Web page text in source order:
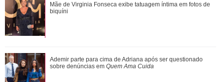
Luiza Brunet, Ana Hickmann, Rihanna... Veja as famosas
que já denunciaram violência domést...
Shawn Mendes, João Guilherme, Enzo Celulari... Relembre
os amores - e affairs - de Bruna Mar...
Mãe de Virginia Fonseca exibe tatuagem íntima em fotos de
biquíni
Ademir parte para cima de Adriana após ser questionado
sobre denúncias em Quem Ama Cuida